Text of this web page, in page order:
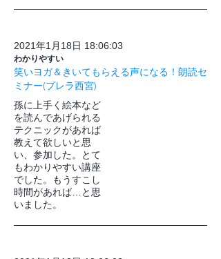
2021年1月18日 18:06:03
わかりやすい
笑いヨガ＆きいてもらえる声になる！朗読セ
ミナー(プレラ西宮)
孫に上手く絵本など
を読んであげられる
テクニックがあれば
教えて欲しいと思
い、参加した。とて
もわかりやすい講座
でした。もうすこし
時間があれば…と思
いました。